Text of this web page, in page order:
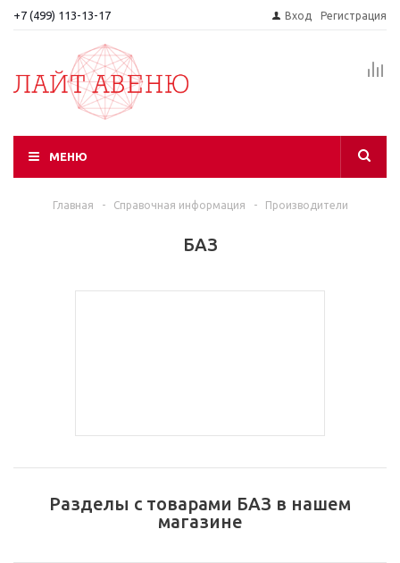
+7 (499) 113-13-17 Вход Регистрация
МЕНЮ
Главная - Справочная информация - Производители
БАЗ
Разделы с товарами БАЗ в нашем
магазине